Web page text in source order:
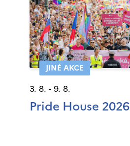
JINÉ AKCE
3. 8. - 9. 8.
Pride House 2026